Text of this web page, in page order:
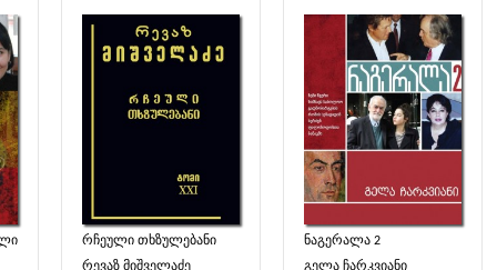
რჩეული თხზულებანი
(ტომი XXI)
რევაზ მიშველაძე
ნაგერალა 2
გელა ჩარკვიანი